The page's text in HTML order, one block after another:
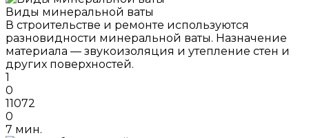
Виды минеральной ваты
В строительстве и ремонте используются
разновидности минеральной ваты. Назначение
материала — звукоизоляция и утепление стен и
других поверхностей.
1
0
11072
0
7 мин.